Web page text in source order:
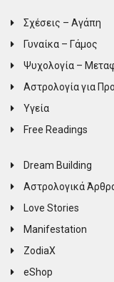
Σχέσεις – Αγάπη
Γυναίκα – Γάμος
Ψυχολογία –
Αστρολογία για
Υγεία
Free Readings
Dream Building
Αστρολογικά
Love Stories
Manifestation
ZodiaX
eShop